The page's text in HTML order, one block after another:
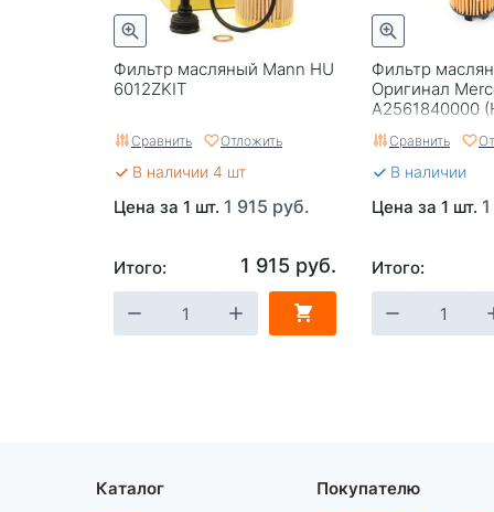
Фильтр масляный Mann HU
6012ZKIT
Сравнить Отложить
В наличии 4 шт
Цена за 1 шт. 1 915 руб.
Итого: 1 915 руб.
Фильтр
Оригинал
A2561840000
Сравнить
В наличии
Цена за 1 шт.
Итого:
Каталог Покупателю